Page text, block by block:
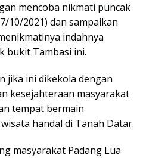
mencoba nikmati puncak
10/2021) dan sampaikan
indahnya
bukit Tambasi ini.
jika ini dikekola dengan
kesejahteraan masyarakat
tempat bermain
handal di Tanah Datar.
masyarakat Padang Lua